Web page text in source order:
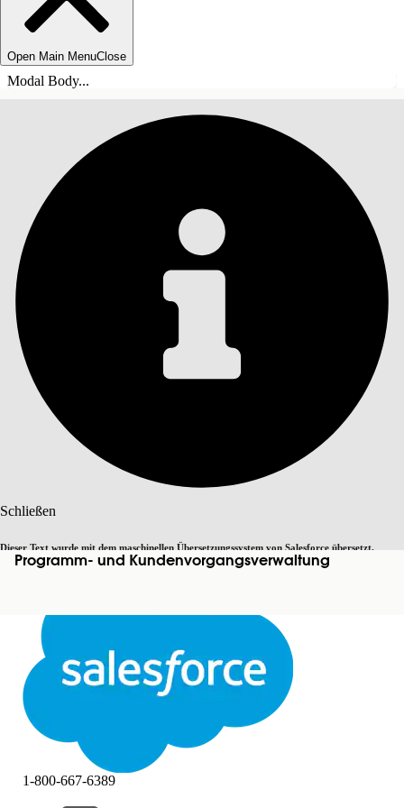
Open Main MenuClose
Modal Body...
Schließen
Dieser Text wurde mit dem maschinellen Übersetzungssystem von Salesforce übersetzt.
Weitere Details finden Siehier . Zu Englisch wechseln Nicht jetzt
Schließen
Programm- und Kundenvorgangsverwaltung
INHALT
1-800-667-6389